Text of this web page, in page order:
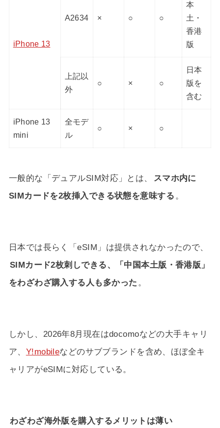
iPhone 13
A2634 × ○ ○
本
土・
香港
版
上記以
外
○ × ○
日本
版を
含む
iPhone 13
mini
全モデ
ル
○ × ○
一般的な「デュアルSIM対応」とは、
スマホ内に
SIMカードを2枚挿入できる状態を意味する 。
日本では長らく「eSIM」は提供されなかったので、
SIMカード2枚刺しできる、「中国本土版・香港版」
をわざわざ購入する人も多かった 。
しかし、 2026年8月 現在はdocomoなどの大手キャリ
ア、 Y!mobileなどのサブブランドを含め、ほぼ全キ
ャリアがeSIMに対応している。
わざわざ海外版を購入するメリットは薄い